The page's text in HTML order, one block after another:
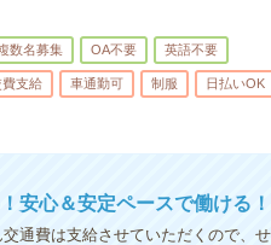
数名募集 OA不要 英語不要
費支給 車通勤可 制服 日払いOK
心＆安定ペースで働ける！
通費は支給させていただくので、